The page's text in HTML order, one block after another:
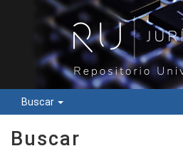
Buscar
Buscar